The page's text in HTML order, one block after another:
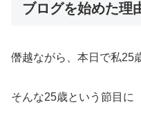
ブログを始めた理
僭越ながら、本日で私25
そんな25歳という節目に